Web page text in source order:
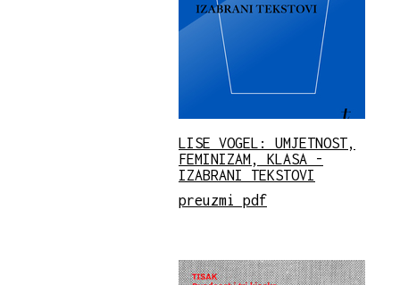
LISE VOGEL: UMJETNOST,
FEMINIZAM, KLASA -
IZABRANI TEKSTOVI
preuzmi pdf